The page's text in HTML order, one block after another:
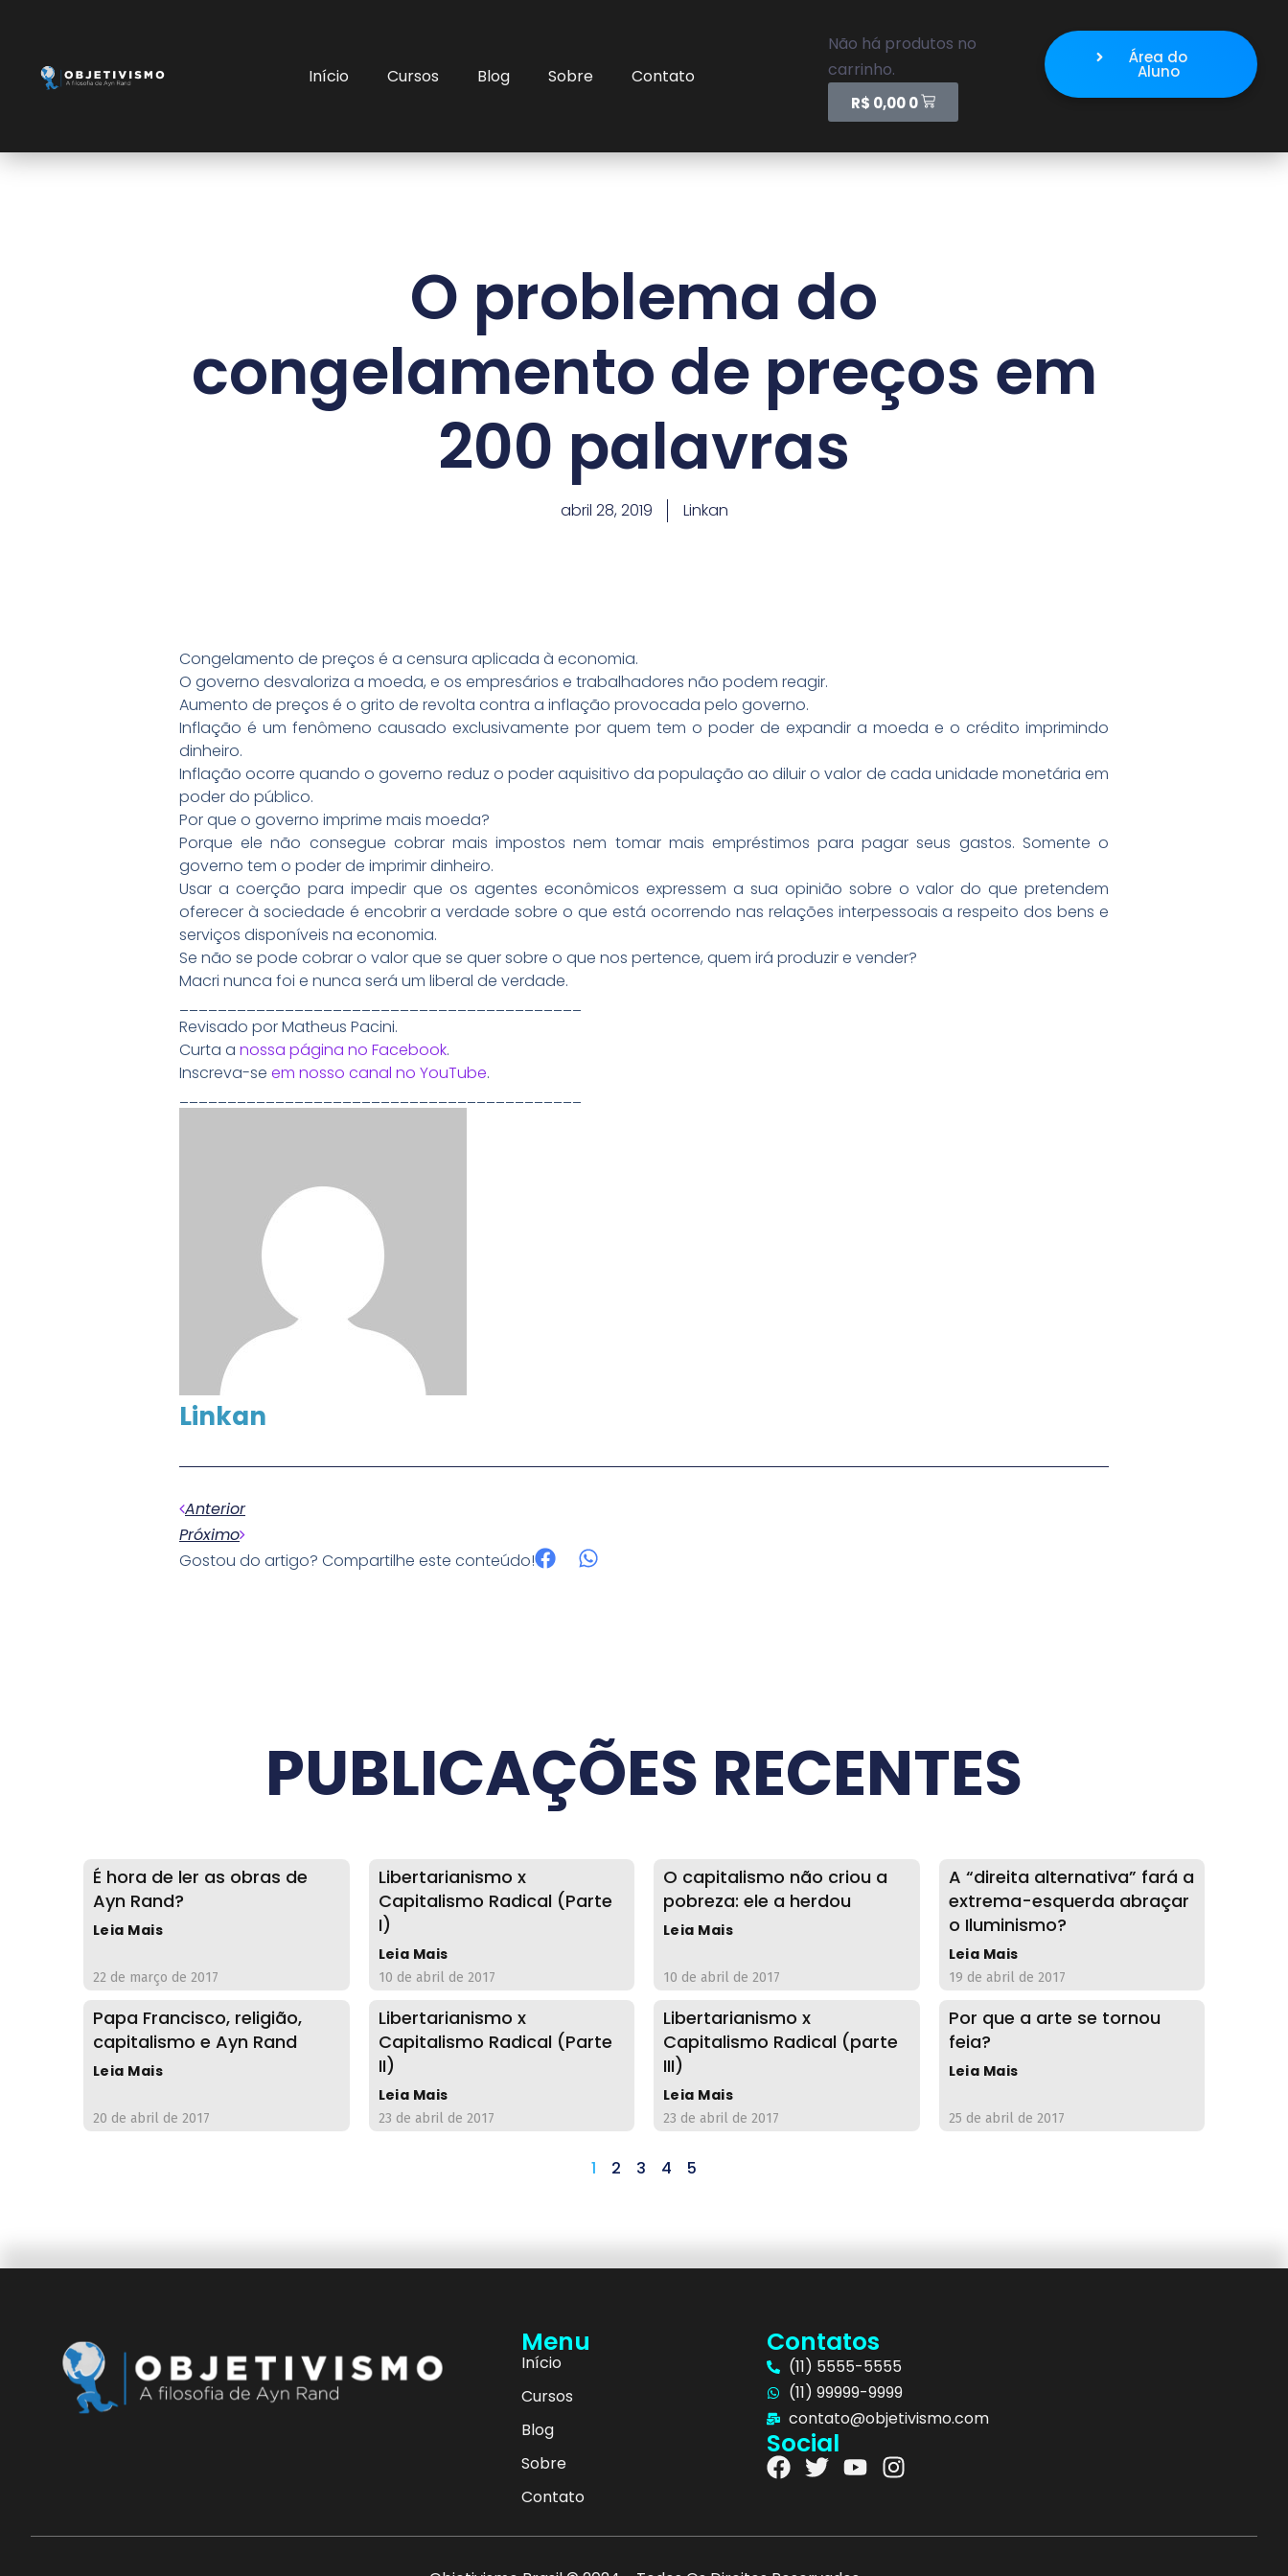
Início Cursos Blog Sobre Contato
Não há produtos no
carrinho.
R$ 0,000
Área do
Aluno
O problema do
congelamento de preços em
200 palavras
abril 28, 2019 Linkan
Congelamento de preços é a censura aplicada à economia.
O governo desvaloriza a moeda, e os empresários e trabalhadores não podem reagir.
Aumento de preços é o grito de revolta contra a inflação provocada pelo governo.
Inflação é um fenômeno causado exclusivamente por quem tem o poder de expandir a moeda e o crédito imprimindo
dinheiro.
Inflação ocorre quando o governo reduz o poder aquisitivo da população ao diluir o valor de cada unidade monetária em
poder do público.
Por que o governo imprime mais moeda?
Porque ele não consegue cobrar mais impostos nem tomar mais empréstimos para pagar seus gastos. Somente o
governo tem o poder de imprimir dinheiro.
Usar a coerção para impedir que os agentes econômicos expressem a sua opinião sobre o valor do que pretendem
oferecer à sociedade é encobrir a verdade sobre o que está ocorrendo nas relações interpessoais a respeito dos bens e
serviços disponíveis na economia.
Se não se pode cobrar o valor que se quer sobre o que nos pertence, quem irá produzir e vender?
Macri nunca foi e nunca será um liberal de verdade.
Revisado por Matheus Pacini.
Curta a nossa página no Facebook.
Inscreva-se em nosso canal no YouTube.
Linkan
Anterior
Próximo
Gostou do artigo? Compartilhe este conteúdo!
PUBLICAÇÕES RECENTES
É hora de ler as obras de
Ayn Rand?
Leia Mais
22 de março de 2017
Libertarianismo x
Capitalismo Radical (Parte
I)
Leia Mais
10 de abril de 2017
O capitalismo não criou a
pobreza: ele a herdou
Leia Mais
10 de abril de 2017
A “direita alternativa” fará a
extrema-esquerda abraçar
o Iluminismo?
Leia Mais
19 de abril de 2017
Papa Francisco, religião,
capitalismo e Ayn Rand
Leia Mais
20 de abril de 2017
Libertarianismo x
Capitalismo Radical (Parte
II)
Leia Mais
23 de abril de 2017
Libertarianismo x
Capitalismo Radical (parte
III)
Leia Mais
23 de abril de 2017
Por que a arte se tornou
feia?
Leia Mais
25 de abril de 2017
1 2 3 4 5
Menu
Início
Cursos
Blog
Sobre
Contato
Contatos
(11) 5555-5555
(11) 99999-9999
contato@objetivismo.com
Social